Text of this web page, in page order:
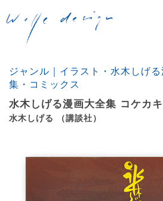
ジャンル｜イラスト・水木しげ
集・コミックス
水木しげる漫画大全集 コケカ
水木しげる （講談社）